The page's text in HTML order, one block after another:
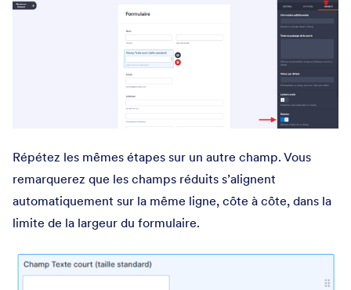
Répétez les mêmes étapes sur un autre champ. Vous
remarquerez que les champs réduits s’alignent
automatiquement sur la même ligne, côte à côte, dans la
limite de la largeur du formulaire.